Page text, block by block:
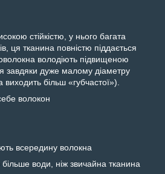
стійкістю, у нього багата
ця тканина повністю піддається
володіють підвищеною
завдяки дуже малому діаметру
більш «губчастої»).
волокон
всередину волокна
води, ніж звичайна тканина